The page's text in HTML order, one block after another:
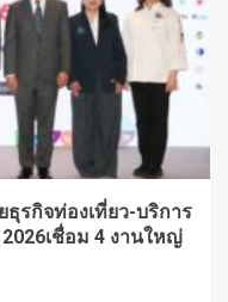
รกิจท่องเที่ยว-บริการ
เชื่อม 4 งานใหญ่